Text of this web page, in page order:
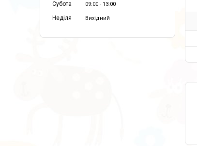
Субота 09:00 13:00
Неділя Вихідний